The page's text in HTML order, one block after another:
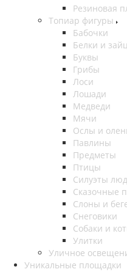
Резиновая
Топиар фигуры
Бабочки
Белки и
Буквы
Грибы
Лоси
Лошади
Медведи
Мячи
Ослы и
Павлины
Предметы
Птицы
Силуэты
Сказочные
Слоны и
Снеговики
Собаки и
Улитки
Уличное
Уникальные площадки